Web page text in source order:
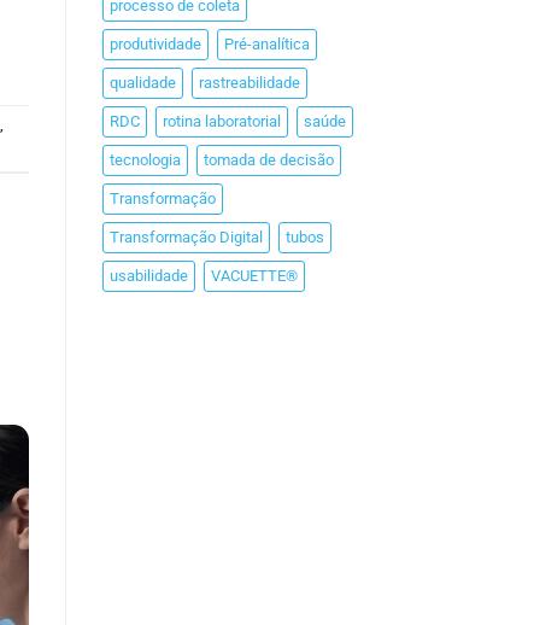
,
processo de coleta
produtividade Pré-analítica
qualidade rastreabilidade
RDC rotina laboratorial saúde
tecnologia tomada de decisão
Transformação
Transformação Digital tubos
usabilidade VACUETTE®